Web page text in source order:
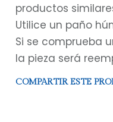
productos
Utilice un paño
Si se comprueba
la pieza será
COMPARTIR ESTE